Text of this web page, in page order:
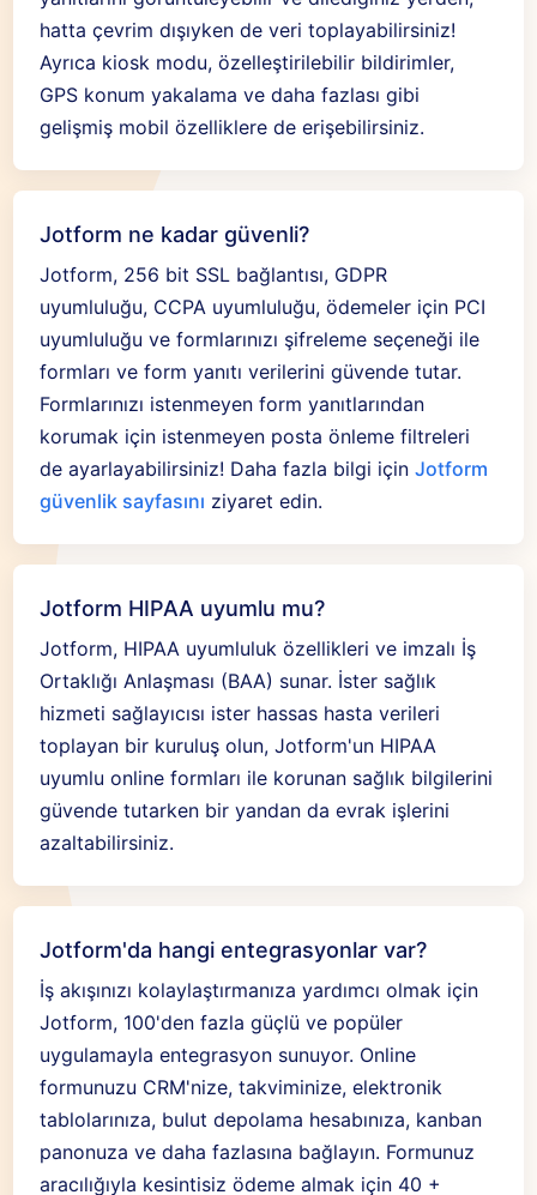
hatta çevrim dışıyken de veri toplayabilirsiniz!
Ayrıca kiosk modu, özelleştirilebilir bildirimler,
GPS konum yakalama ve daha fazlası gibi
gelişmiş mobil özelliklere de erişebilirsiniz.
Jotform ne kadar güvenli?
Jotform, 256 bit SSL bağlantısı, GDPR
uyumluluğu, CCPA uyumluluğu, ödemeler için PCI
uyumluluğu ve formlarınızı şifreleme seçeneği ile
formları ve form yanıtı verilerini güvende tutar.
Formlarınızı istenmeyen form yanıtlarından
korumak için istenmeyen posta önleme filtreleri
de ayarlayabilirsiniz! Daha fazla bilgi için Jotform
güvenlik sayfasını ziyaret edin.
Jotform HIPAA uyumlu mu?
Jotform, HIPAA uyumluluk özellikleri ve imzalı İş
Ortaklığı Anlaşması (BAA) sunar. İster sağlık
hizmeti sağlayıcısı ister hassas hasta verileri
toplayan bir kuruluş olun, Jotform'un HIPAA
uyumlu online formları ile korunan sağlık bilgilerini
güvende tutarken bir yandan da evrak işlerini
azaltabilirsiniz.
Jotform'da hangi entegrasyonlar var?
İş akışınızı kolaylaştırmanıza yardımcı olmak için
Jotform, 100'den fazla güçlü ve popüler
uygulamayla entegrasyon sunuyor. Online
formunuzu CRM'nize, takviminize, elektronik
tablolarınıza, bulut depolama hesabınıza, kanban
panonuza ve daha fazlasına bağlayın. Formunuz
aracılığıyla kesintisiz ödeme almak için 40 +